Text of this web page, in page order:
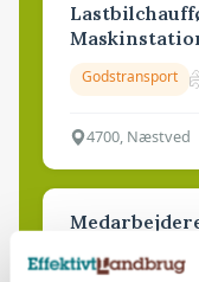
Godstransport
4700, Næstved
Grise